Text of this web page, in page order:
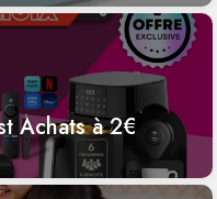
Achats à 2€